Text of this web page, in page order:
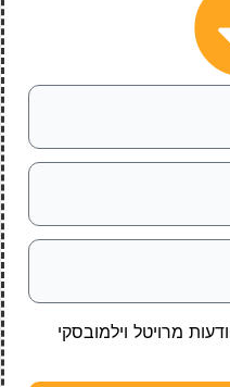
מרויטל וילמובסקי